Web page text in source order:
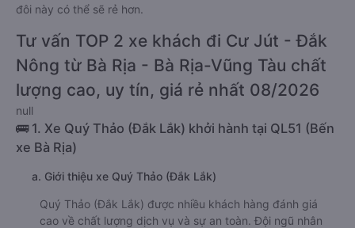
đôi này có thể sẽ rẻ hơn.
Tư vấn TOP 2 xe khách đi Cư Jút - Đắk
Nông từ Bà Rịa - Bà Rịa-Vũng Tàu chất
lượng cao, uy tín, giá rẻ nhất 08/2026
null
🚌 1. Xe Quý Thảo (Đắk Lắk) khởi hành tại QL51 (Bến
xe Bà Rịa)
a. Giới thiệu xe Quý Thảo (Đắk Lắk)
Quý Thảo (Đắk Lắk) được nhiều khách hàng đánh giá
cao về chất lượng dịch vụ và sự an toàn. Đội ngũ nhân